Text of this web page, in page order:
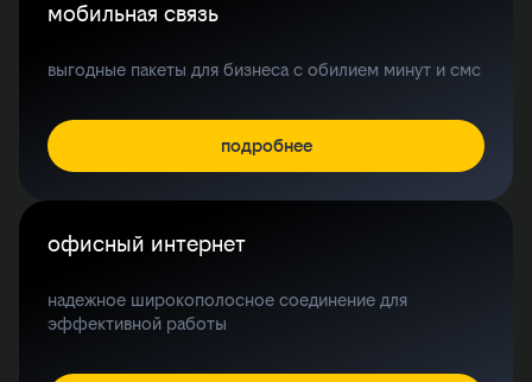
мобильная связь
выгодные пакеты для бизнеса с обилием минут и смс
подробнее
офисный интернет
надежное широкополосное соединение для
эффективной работы